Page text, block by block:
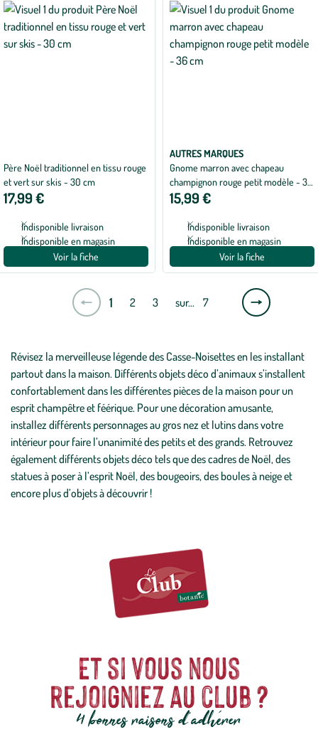
Père Noël traditionnel en tissu rouge
et vert sur skis - 30 cm
17,99 €
Indisponible livraison
Indisponible en magasin
Voir la fiche
AUTRES MARQUES
Gnome marron avec chapeau
champignon rouge petit modèle - 36
cm
15,99 €
Indisponible livraison
Indisponible en magasin
Voir la fiche
1 2 3 sur… 7
Page
suivante
Révisez la merveilleuse légende des Casse-Noisettes en les installant
partout dans la maison. Différents objets déco d’animaux s’installent
confortablement dans les différentes pièces de la maison pour un
esprit champêtre et féérique. Pour une décoration amusante,
installez différents personnages au gros nez et lutins dans votre
intérieur pour faire l’unanimité des petits et des grands. Retrouvez
également différents objets déco tels que des cadres de Noël, des
statues à poser à l’esprit Noël, des bougeoirs, des boules à neige et
encore plus d’objets à découvrir !
Et si vous nous
rejoigniez au club ?
4 bonnes raisons d'adhérer